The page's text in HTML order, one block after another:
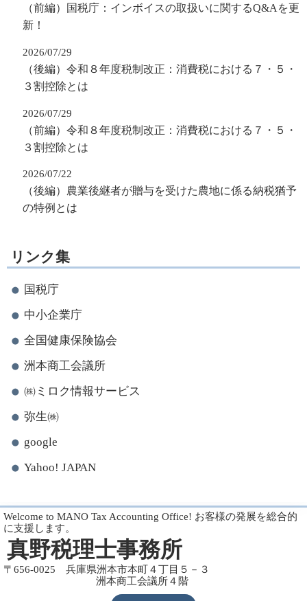
（前編）国税庁：インボイスの取扱いに関するQ&Aを更
新！
2026/07/29
（後編）令和８年度税制改正：消費税における７・５・
３割控除とは
2026/07/29
（前編）令和８年度税制改正：消費税における７・５・
３割控除とは
2026/07/22
（後編）農業後継者が贈与を受けた農地に係る納税猶予
の特例とは
リンク集
国税庁
中小企業庁
全国健康保険協会
洲本商工会議所
㈱ミロク情報サービス
弥生㈱
google
Yahoo! JAPAN
Welcome to MANO Tax Accounting Office! お客様の発展を総合的
に支援します。
真野税理士事務所
〒656-0025 兵庫県洲本市本町４丁目５－３
洲本商工会議所４階